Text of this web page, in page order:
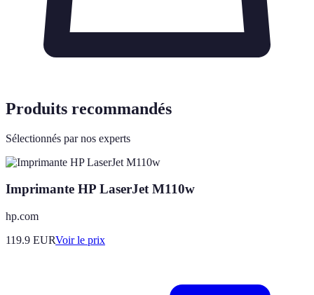
Produits recommandés
Sélectionnés par nos experts
Imprimante HP LaserJet M110w
hp.com
119.9 EURVoir le prix